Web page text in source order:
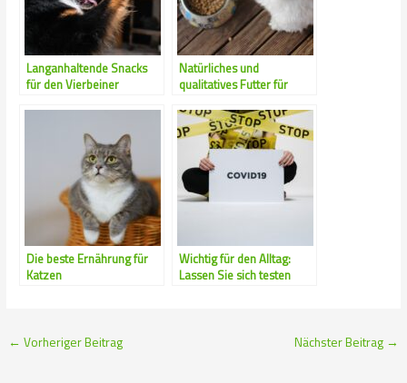
Langanhaltende Snacks
für den Vierbeiner
Natürliches und
qualitatives Futter für
Die beste Ernährung für
Katzen
Wichtig für den Alltag:
Lassen Sie sich testen
← Vorheriger Beitrag Nächster Beitrag →